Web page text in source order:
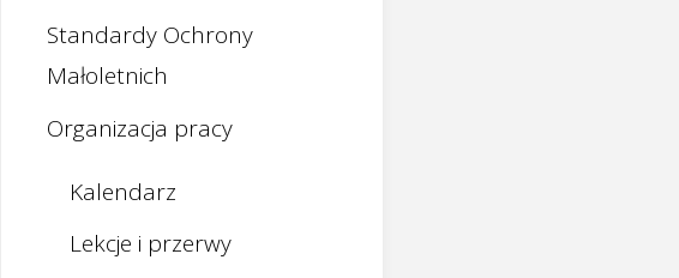
Standardy Ochrony
Małoletnich
Organizacja pracy
Kalendarz
Lekcje i przerwy